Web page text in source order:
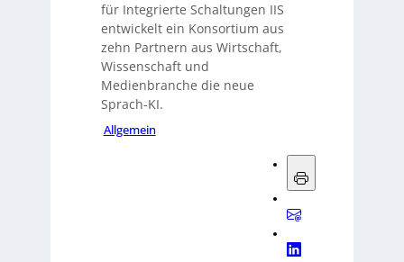
für Integrierte Schaltungen IIS
entwickelt ein Konsortium aus
zehn Partnern aus Wirtschaft,
Wissenschaft und
Medienbranche die neue
Sprach-KI.
Allgemein